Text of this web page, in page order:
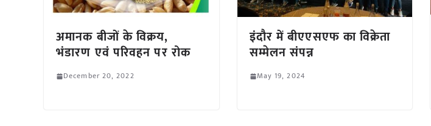
अमानक बीजों के विक्रय,
भंडारण एवं परिवहन पर रोक
December 20, 2022
इंदौर में बीएएसएफ का विक्रेता
सम्मेलन संपन्न
May 19, 2024